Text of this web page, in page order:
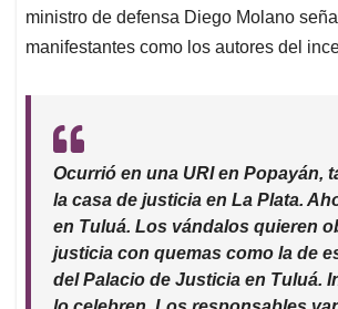
ministro de defensa Diego Molano
manifestantes como los autores del
Ocurrió en una URI en Popayán,
la casa de justicia en La Plata.
en Tuluá. Los vándalos quieren
justicia con quemas como la de
del Palacio de Justicia en Tuluá.